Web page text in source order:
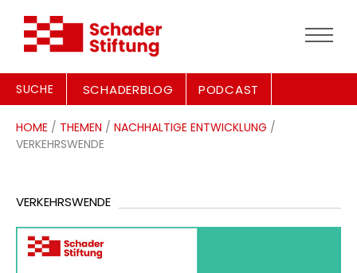
SUCHE SCHADERBLOG PODCAST
HOME / THEMEN / NACHHALTIGE ENTWICKLUNG /
VERKEHRSWENDE
VERKEHRSWENDE